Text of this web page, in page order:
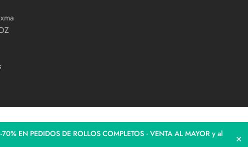
EN PEDIDOS DE ROLLOS COMPLETOS · VENTA AL MAYOR y al
✕